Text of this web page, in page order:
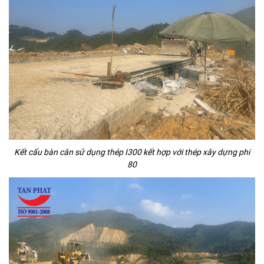
Kết cấu bàn cân sử dụng thép I300 kết hợp với thép xây dựng phi
80